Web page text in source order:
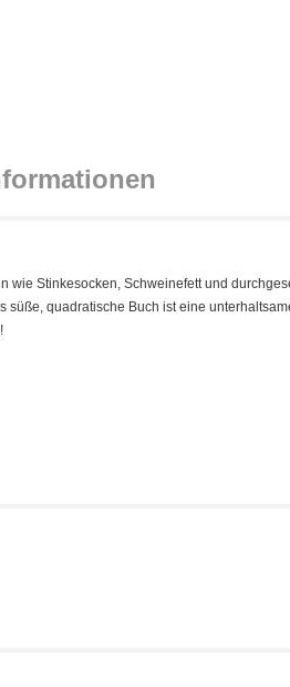
Stinkesocken, Schweinefett und
quadratische Buch ist eine